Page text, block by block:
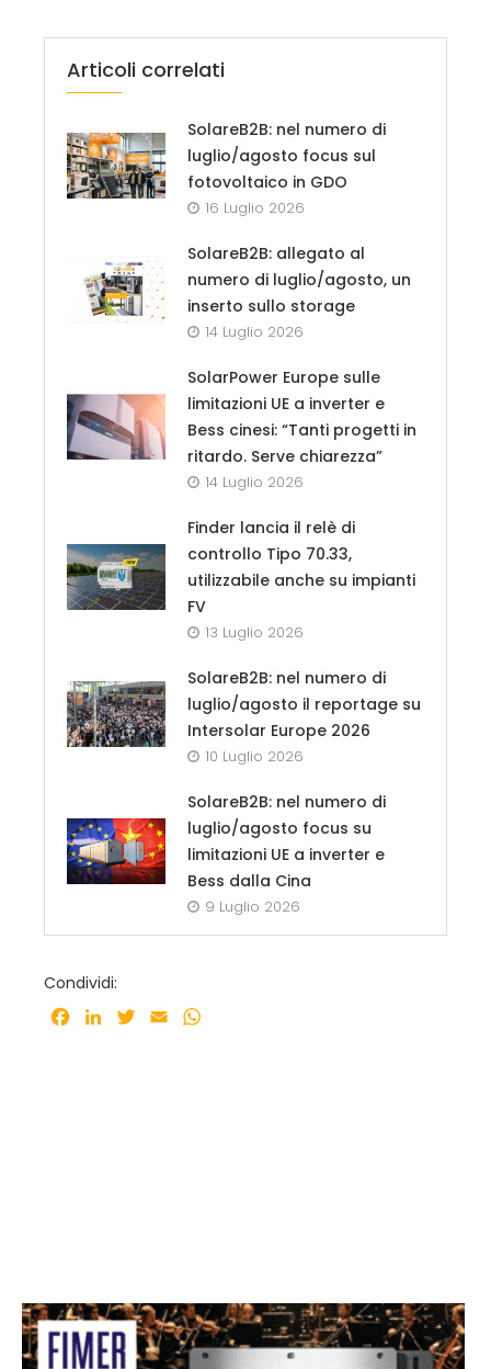
Articoli correlati
SolareB2B: nel numero di
luglio/agosto focus sul
fotovoltaico in GDO
16 Luglio 2026
SolareB2B: allegato al
numero di luglio/agosto, un
inserto sullo storage
14 Luglio 2026
SolarPower Europe sulle
limitazioni UE a inverter e
Bess cinesi: “Tanti progetti in
ritardo. Serve chiarezza”
14 Luglio 2026
Finder lancia il relè di
controllo Tipo 70.33,
utilizzabile anche su impianti
FV
13 Luglio 2026
SolareB2B: nel numero di
luglio/agosto il reportage su
Intersolar Europe 2026
10 Luglio 2026
SolareB2B: nel numero di
luglio/agosto focus su
limitazioni UE a inverter e
Bess dalla Cina
9 Luglio 2026
Condividi:
Facebook
LinkedInTwitter
Email